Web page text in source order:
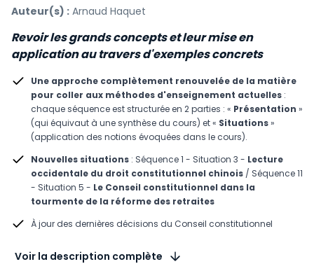
Auteur(s) : Arnaud Haquet
Revoir les grands concepts et leur mise en
application au travers d'exemples concrets
Une approche complètement renouvelée de la matière
pour coller aux méthodes d'enseignement actuelles :
chaque séquence est structurée en 2 parties : « Présentation »
(qui équivaut à une synthèse du cours) et « Situations»
(application des notions évoquées dans le cours).
Nouvelles situations : Séquence 1 - Situation 3 - Lecture
occidentale du droit constitutionnel chinois / Séquence 11
- Situation 5 - Le Conseil constitutionnel dans la
tourmente de la réforme des retraites
À jour des dernières décisions du Conseil constitutionnel
Voir la description complète